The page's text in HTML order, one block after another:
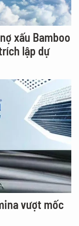
xấu Bamboo
lập dự
vượt mốc